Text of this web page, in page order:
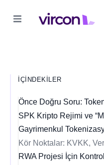
İÇINDEKILER
Önce Doğru Soru:
SPK Kripto Rejimi ve
Kör Noktalar: KVKK,
RWA Projesi İçin